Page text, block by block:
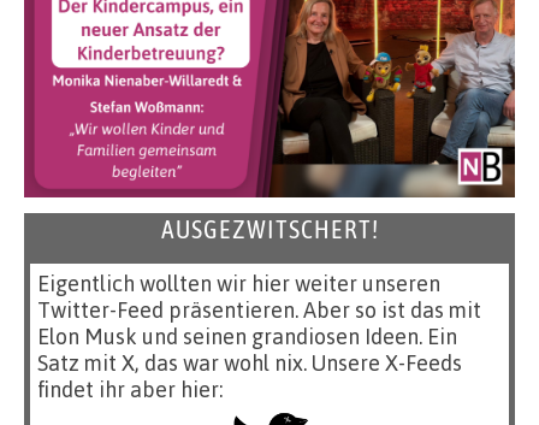
AUSGEZWITSCHERT!
Eigentlich wollten wir hier weiter unseren
Twitter-Feed präsentieren. Aber so ist das mit
Elon Musk und seinen grandiosen Ideen. Ein
Satz mit X, das war wohl nix. Unsere X-Feeds
findet ihr aber hier: